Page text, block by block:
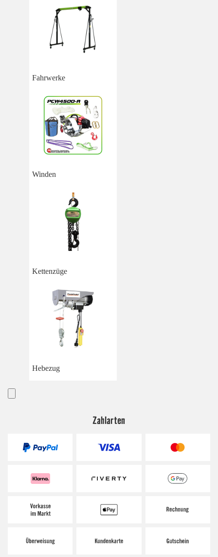
Fahrwerke
Winden
Kettenzüge
Hebezug
Zahlarten